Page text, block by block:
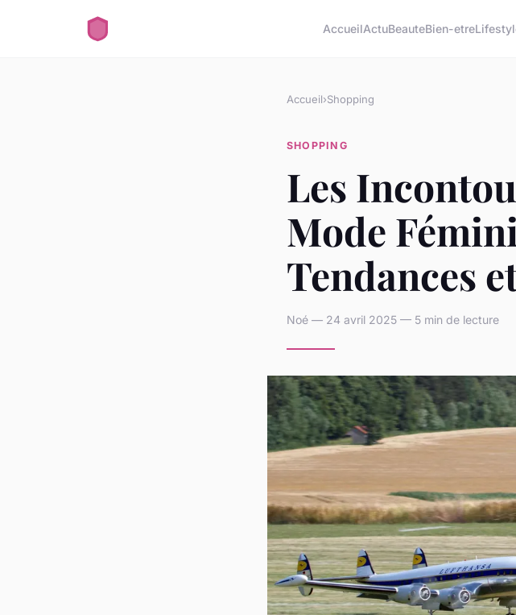
AccueilActuBeauteBien-etre
Accueil›Shopping
SHOPPING
Les
Mode
Tendances
Noé — 24 avril 2025 — 5 min de lecture